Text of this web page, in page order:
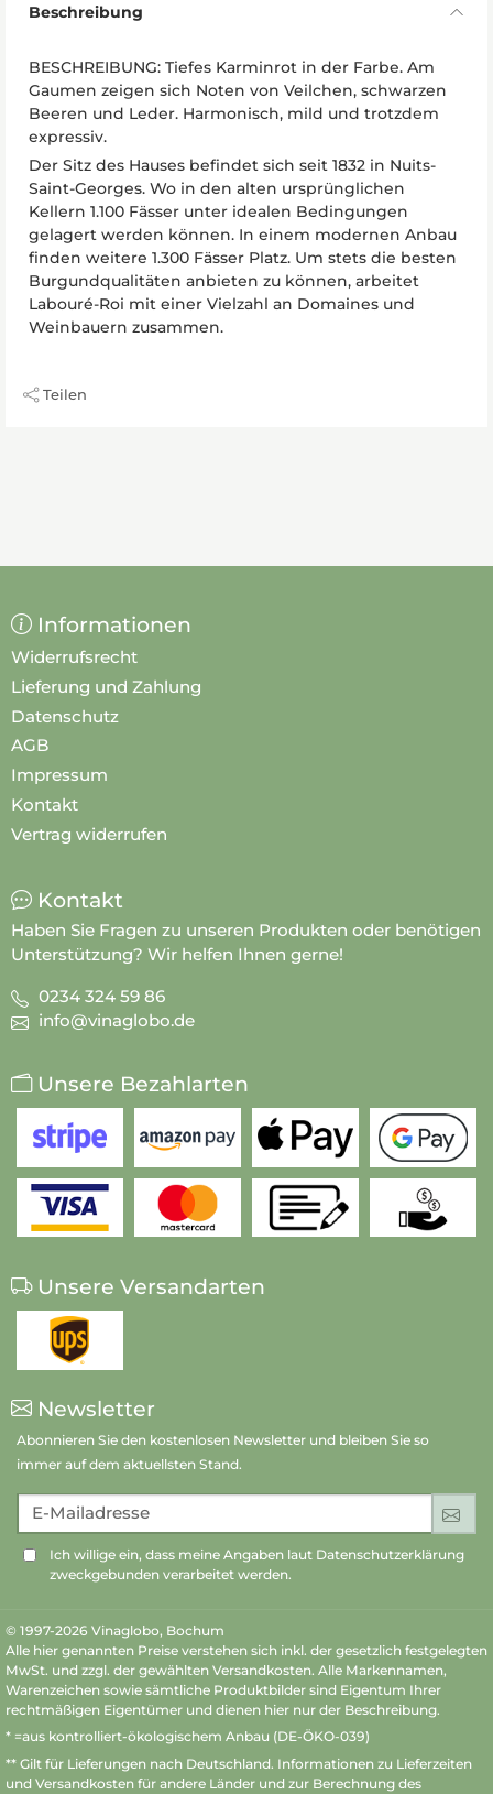
Beschreibung
BESCHREIBUNG: Tiefes Karminrot in der Farbe. Am
Gaumen zeigen sich Noten von Veilchen, schwarzen
Beeren und Leder. Harmonisch, mild und trotzdem
expressiv.
Der Sitz des Hauses befindet sich seit 1832 in Nuits-
Saint-Georges. Wo in den alten ursprünglichen
Kellern 1.100 Fässer unter idealen Bedingungen
gelagert werden können. In einem modernen Anbau
finden weitere 1.300 Fässer Platz. Um stets die besten
Burgundqualitäten anbieten zu können, arbeitet
Labouré-Roi mit einer Vielzahl an Domaines und
Weinbauern zusammen.
Teilen
Informationen
Widerrufsrecht
Lieferung und Zahlung
Datenschutz
AGB
Impressum
Kontakt
Vertrag widerrufen
Kontakt
Haben Sie Fragen zu unseren Produkten oder benötigen
Unterstützung? Wir helfen Ihnen gerne!
0234 324 59 86
info@vinaglobo.de
Unsere Bezahlarten
Unsere Versandarten
Newsletter
Abonnieren Sie den kostenlosen Newsletter und bleiben Sie so
immer auf dem aktuellsten Stand.
E-Mailadresse
Ich willige ein, dass meine Angaben laut Datenschutzerklärung
zweckgebunden verarbeitet werden.
© 1997-2026 Vinaglobo, Bochum
Alle hier genannten Preise verstehen sich inkl. der gesetzlich festgelegten
MwSt. und zzgl. der gewählten Versandkosten. Alle Markennamen,
Warenzeichen sowie sämtliche Produktbilder sind Eigentum Ihrer
rechtmäßigen Eigentümer und dienen hier nur der Beschreibung.
* =aus kontrolliert-ökologischem Anbau (DE-ÖKO-039)
** Gilt für Lieferungen nach Deutschland. Informationen zu Lieferzeiten
und Versandkosten für andere Länder und zur Berechnung des